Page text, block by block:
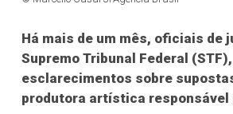
Há mais de um mês, oficiais de
Supremo Tribunal Federal
esclarecimentos sobre
produtora artística responsável